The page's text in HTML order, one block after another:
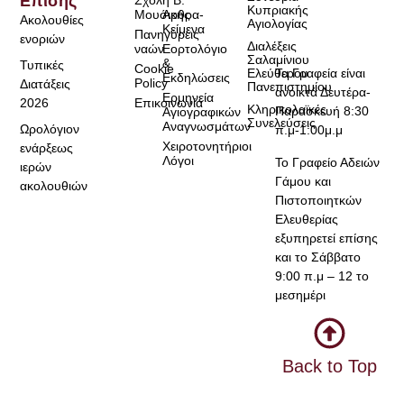
Τα Γραφεία είναι
ανοικτά Δευτέρα-
Παρασκευή 8:30
π.μ-1:00μ.μ
Το Γραφείο Αδειών
Γάμου και
Πιστοποιητκών
Ελευθερίας
εξυπηρετεί επίσης
και το Σάββατο
9:00 π.μ – 12 το
μεσημέρι
Back to Top
Μουσικής
Πανηγύρεις
ναών
Cookie
Policy
Επικοινωνία
Άρθρα-
Κείμενα
Εορτολόγιο
&
Εκδηλώσεις
Ερμηνεία
Αγιογραφικών
Αναγνωσμάτων
Χειροτονητήριοι
Λόγοι
Ακολουθίες
ενοριών
Τυπικές
Διατάξεις
2026
Ωρολόγιον
ενάρξεως
ιερών
ακολουθιών
Κυπριακής
Αγιολογίας
Διαλέξεις
Σαλαμίνιου
Ελεύθερου
Πανεπιστημίου
Κληρικολαϊκές
Συνελεύσεις